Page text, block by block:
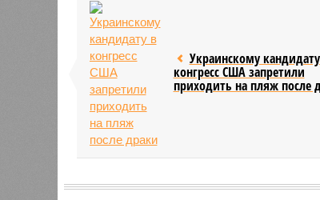
Украинскому
конгресс США запретили
приходить на пляж после